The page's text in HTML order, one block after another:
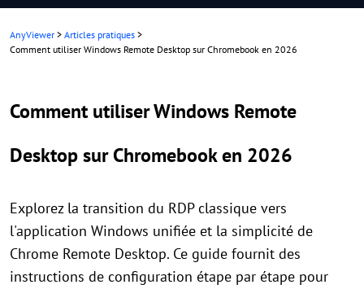
AnyViewer > Articles pratiques >
Comment utiliser Windows Remote Desktop sur Chromebook en 2026
Comment utiliser Windows Remote
Desktop sur Chromebook en 2026
Explorez la transition du RDP classique vers
l'application Windows unifiée et la simplicité de
Chrome Remote Desktop. Ce guide fournit des
instructions de configuration étape par étape pour